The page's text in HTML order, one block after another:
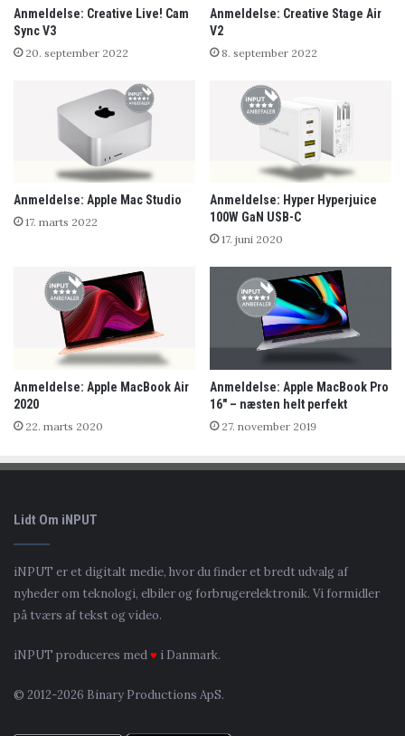
Anmeldelse: Creative Live! Cam
Sync V3
20. september 2022
Anmeldelse: Creative Stage Air
V2
8. september 2022
Anmeldelse: Apple Mac Studio
17. marts 2022
Anmeldelse: Hyper Hyperjuice
100W GaN USB-C
17. juni 2020
Anmeldelse: Apple MacBook Air
2020
22. marts 2020
Anmeldelse: Apple MacBook Pro
16″ – næsten helt perfekt
27. november 2019
Lidt Om iNPUT
iNPUT er et digitalt medie, hvor du finder et bredt udvalg af
nyheder om teknologi, elbiler og forbrugerelektronik. Vi formidler
på tværs af tekst og video.
iNPUT produceres med♥ i Danmark.
© 2012-2026 Binary Productions ApS.